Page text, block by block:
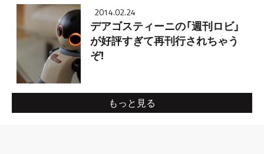
2014.02.24
デアゴスティーニの「週刊ロビ」
が好評すぎて再刊行されちゃう
ぞ!
もっと見る